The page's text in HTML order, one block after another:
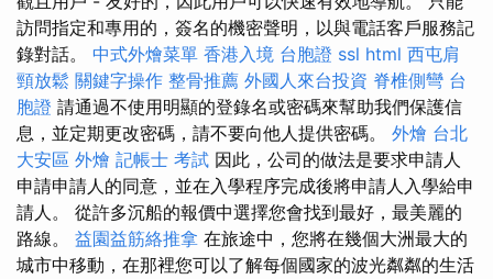
訪問指定和專用的，簽名的機密聲明，以與電話客戶服務記
錄對話。 中式外燴菜單 香港入境 台胞證 ssl html 西屯肩
頸放鬆 關鍵字操作 整骨推薦 外國人來台投資 脊椎側彎 台
胞證 請通過不使用明顯的登錄名或密碼來幫助我們保護信
息，並定期更改密碼，請不要向他人提供密碼。 外燴 台北
大安區 外燴 記帳士 考試 因此，公司的做法是要求申請人
申請申請人的同意，並在入學程序完成後將申請人入學給申
請人。 從許多沉船的報價中選擇您會找到最好，最美麗的
路線。 益園益筋絡推拿 在旅途中，您將在幾個大洲最大的
城市中移動，在那裡您可以了解每個國家的波光粼粼的生活